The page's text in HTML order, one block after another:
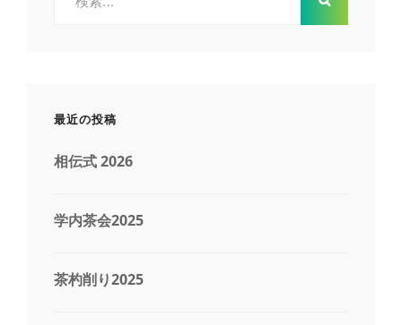
最近の投稿
相伝式 2026
学内茶会2025
茶杓削り2025